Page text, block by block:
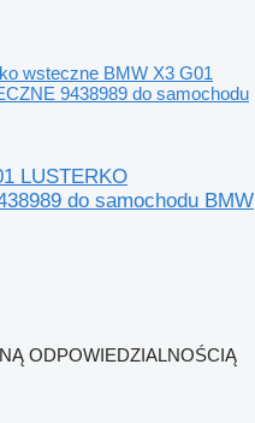
wsteczne BMW X3 G01
9438989 do samochodu
LUSTERKO
do samochodu BMW
ODPOWIEDZIALNOŚCIĄ